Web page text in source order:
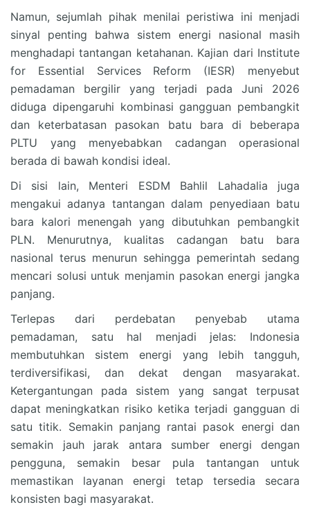
Namun, sejumlah pihak menilai peristiwa ini menjadi
sinyal penting bahwa sistem energi nasional masih
menghadapi tantangan ketahanan. Kajian dari Institute
for Essential Services Reform (IESR) menyebut
pemadaman bergilir yang terjadi pada Juni 2026
diduga dipengaruhi kombinasi gangguan pembangkit
dan keterbatasan pasokan batu bara di beberapa
PLTU yang menyebabkan cadangan operasional
berada di bawah kondisi ideal.
Di sisi lain, Menteri ESDM Bahlil Lahadalia juga
mengakui adanya tantangan dalam penyediaan batu
bara kalori menengah yang dibutuhkan pembangkit
PLN. Menurutnya, kualitas cadangan batu bara
nasional terus menurun sehingga pemerintah sedang
mencari solusi untuk menjamin pasokan energi jangka
panjang.
Terlepas dari perdebatan penyebab utama
pemadaman, satu hal menjadi jelas: Indonesia
membutuhkan sistem energi yang lebih tangguh,
terdiversifikasi, dan dekat dengan masyarakat.
Ketergantungan pada sistem yang sangat terpusat
dapat meningkatkan risiko ketika terjadi gangguan di
satu titik. Semakin panjang rantai pasok energi dan
semakin jauh jarak antara sumber energi dengan
pengguna, semakin besar pula tantangan untuk
memastikan layanan energi tetap tersedia secara
konsisten bagi masyarakat.